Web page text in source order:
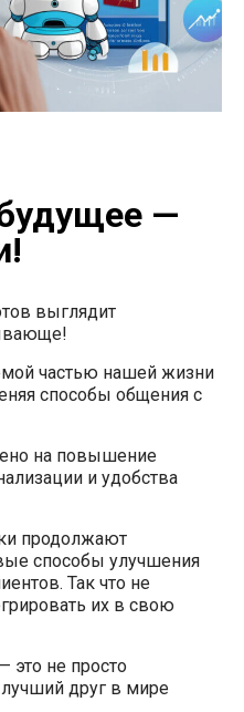
—
выглядит
частью нашей жизни
способы общения с
на повышение
и удобства
продолжают
способы улучшения
Так что не
их в свою
это не просто
друг в мире